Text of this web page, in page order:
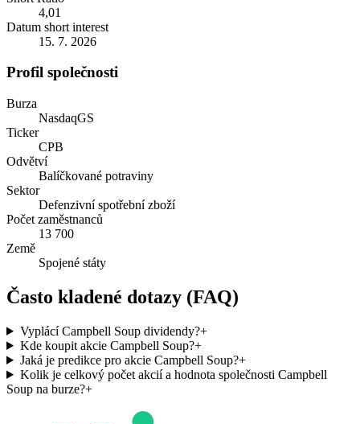
4,01
Datum short interest
15. 7. 2026
Profil společnosti
Burza
NasdaqGS
Ticker
CPB
Odvětví
Balíčkované potraviny
Sektor
Defenzivní spotřební zboží
Počet zaměstnanců
13 700
Země
Spojené státy
Často kladené dotazy (FAQ)
Vyplácí Campbell Soup dividendy?+
Kde koupit akcie Campbell Soup?+
Jaká je predikce pro akcie Campbell Soup?+
Kolik je celkový počet akcií a hodnota společnosti Campbell
Soup na burze?+